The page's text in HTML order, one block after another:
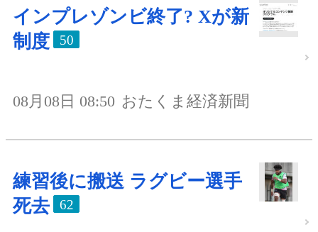
インプレゾンビ終了? Xが新
制度
50
08月08日 08:50 おたくま経済新聞
練習後に搬送 ラグビー選手
死去
62